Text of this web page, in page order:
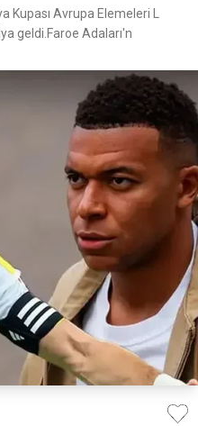
Kupası Avrupa Elemeleri L
geldi.Faroe Adaları'n